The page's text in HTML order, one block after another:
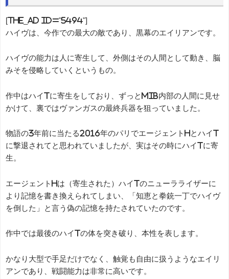
[the_ad id="5494"]
ハイヴは、今作での最大の敵であり、黒幕のエイリアンです。
ハイヴの能力は人に寄生して、外側はその人間として動き、脳
みそを侵略していくというもの。
作中はハイTに寄生をしており、ずっとMIB内部の人間に見せ
かけて、裏ではヴァンガスの最終兵器を狙っていました。
物語の3年前に当たる2016年のパリでエージェントHとハイT
に撃退されてと思われていましたが、実はその時にハイTに寄
生。
エージェントHは（寄生された）ハイTのニューラライザーに
より記憶を書き換えられてしまい、「知恵と拳銃一丁でハイヴ
を倒した」と言う偽の記憶を持たされていたのです。
作中では最後のハイTの体を突き破り、本性を表します。
かなり大型で手足だけでなく、触覚も自由に扱うようなエイリ
アンであり、戦闘能力は非常に高いです。